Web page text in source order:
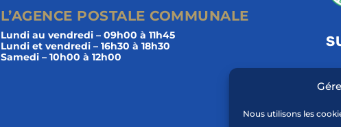
Nous utilisons les
L’AGENCE POSTALE COMMUNALE
Lundi au vendredi – 09h00 à 11h45
Lundi et vendredi – 16h30 à 18h30
Samedi – 10h00 à 12h00